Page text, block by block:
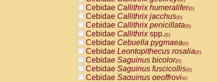
Cebidae Callithrix humeralifer(0)
Cebidae Callithrix jacchus(0)
Cebidae Callithrix penicillata(0)
Cebidae Callithrixspp.(0)
Cebidae Cebuella pygmaea(0)
Cebidae Leontopithecus rosalia(0)
Cebidae Saguinus bicolor(0)
Cebidae Saguinus fuscicollis(0)
Cebidae Saguinus geoffroyi(0)